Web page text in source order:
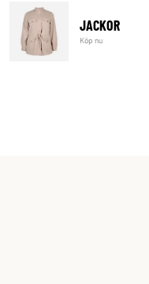
JACKOR
Köp nu